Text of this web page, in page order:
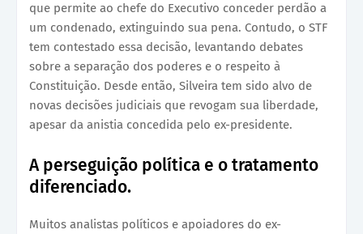
que permite ao chefe do Executivo conceder perdão a
um condenado, extinguindo sua pena. Contudo, o STF
tem contestado essa decisão, levantando debates
sobre a separação dos poderes e o respeito à
Constituição. Desde então, Silveira tem sido alvo de
novas decisões judiciais que revogam sua liberdade,
apesar da anistia concedida pelo ex-presidente.
A perseguição política e o tratamento
diferenciado.
Muitos analistas políticos e apoiadores do ex-